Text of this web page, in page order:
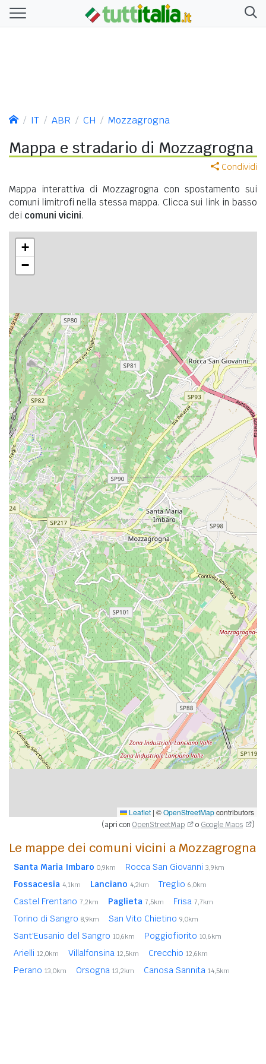
IT ABR CH Mozzagrogna
Mappa e stradario di Mozzagrogna
Condividi
Mappa interattiva di Mozzagrogna con spostamento sui
comuni limitrofi nella stessa mappa. Clicca sui link in basso
dei comuni vicini.
+
−
Leaflet | ©OpenStreetMapcontributors
(apri con OpenStreetMap o Google Maps )
Le mappe dei comuni vicini a Mozzagrogna
Santa Maria Imbaro 0,9km Rocca San Giovanni 3,9km
Fossacesia 4,1km Lanciano 4,2km Treglio 6,0km
Castel Frentano 7,2km Paglieta 7,5km Frisa 7,7km
Torino di Sangro 8,9km San Vito Chietino 9,0km
Sant'Eusanio del Sangro 10,6km Poggiofiorito 10,6km
Arielli 12,0km Villalfonsina 12,5km Crecchio 12,6km
Perano 13,0km Orsogna 13,2km Canosa Sannita 14,5km